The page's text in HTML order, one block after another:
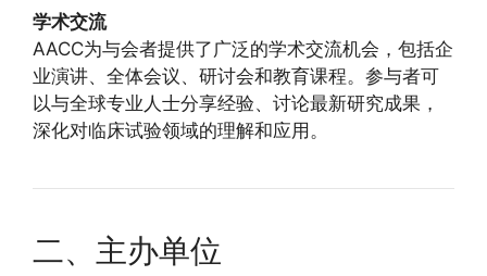
学术交流
AACC为与会者提供了广泛的学术交流机会，包括企
业演讲、全体会议、研讨会和教育课程。参与者可
以与全球专业人士分享经验、讨论最新研究成果，
深化对临床试验领域的理解和应用。
二、主办单位